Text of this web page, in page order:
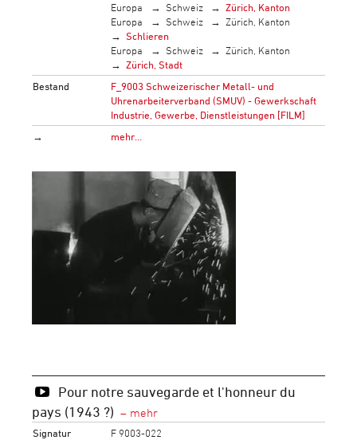
Europa
Schweiz
Zürich, Kanton
Europa
Schweiz
Zürich, Kanton
Schlieren
Europa
Schweiz
Zürich, Kanton
Zürich, Stadt
Bestand
F_9003 Schweizerischer Metall- und
Uhrenarbeiterverband (SMUV) - Gewerkschaft
Industrie, Gewerbe, Dienstleistungen [FILM]
→
mehr…
Pour notre sauvegarde et l'honneur du
pays (1943 ?)
Signatur
F 9003-022